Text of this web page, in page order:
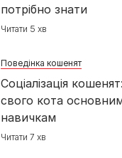
потрібно знати
Читати 5 хв
Поведінка кошенят
Соціалізація
свого кота
навичкам
Читати 7 хв